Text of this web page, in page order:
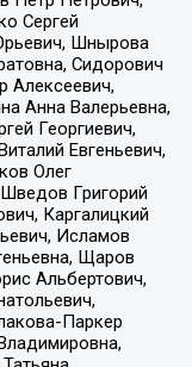
Сергей
Шнырова
Сидорович
Алексеевич,
Анна Валерьевна,
Георгиевич,
Евгеньевич,
Олег
Григорий
Каргалицкий
Исламов
Щаров
Альбертович,
Паркер